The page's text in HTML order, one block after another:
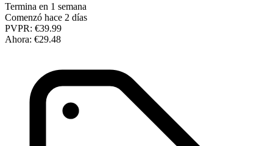
Termina en 1 semana
Comenzó hace 2 días
PVPR: €39.99
Ahora: €29.48